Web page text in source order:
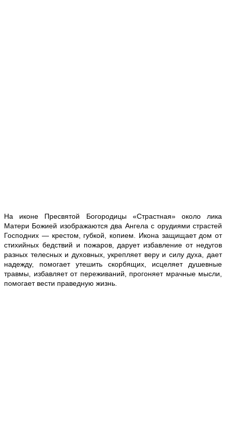
На иконе Пресвятой Богородицы «Страстная» около лика
Матери Божией изображаются два Ангела с орудиями страстей
Господних — крестом, губкой, копием. Икона защищает дом от
стихийных бедствий и пожаров, дарует избавление от недугов
разных телесных и духовных, укрепляет веру и силу духа, дает
надежду, помогает утешить скорбящих, исцеляет душевные
травмы, избавляет от переживаний, прогоняет мрачные мысли,
помогает вести праведную жизнь.